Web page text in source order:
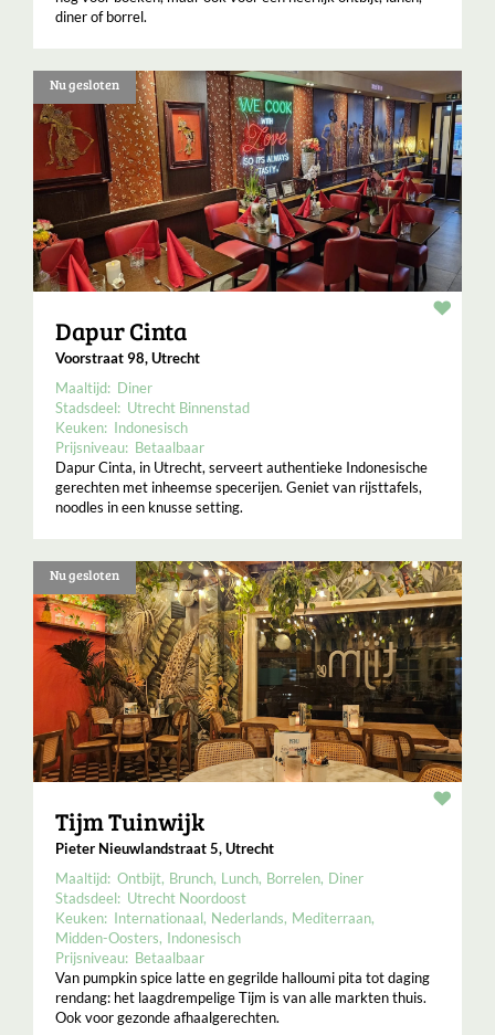
diner of borrel.
Nu gesloten
Dapur Cinta
Voorstraat 98, Utrecht
Maaltijd: Diner
Stadsdeel: Utrecht Binnenstad
Keuken: Indonesisch
Prijsniveau: Betaalbaar
Dapur Cinta, in Utrecht, serveert authentieke Indonesische
gerechten met inheemse specerijen. Geniet van rijsttafels,
noodles in een knusse setting.
Nu gesloten
Tijm Tuinwijk
Pieter Nieuwlandstraat 5, Utrecht
Maaltijd: Ontbijt Brunch Lunch Borrelen Diner
Stadsdeel: Utrecht Noordoost
Keuken: Internationaal Nederlands Mediterraan
Midden-Oosters Indonesisch
Prijsniveau: Betaalbaar
Van pumpkin spice latte en gegrilde halloumi pita tot daging
rendang: het laagdrempelige Tijm is van alle markten thuis.
Ook voor gezonde afhaalgerechten.